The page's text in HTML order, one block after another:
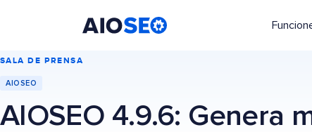
SALA DE PRENSA
AIOSEO
AIOSEO 4.9.6: Genera